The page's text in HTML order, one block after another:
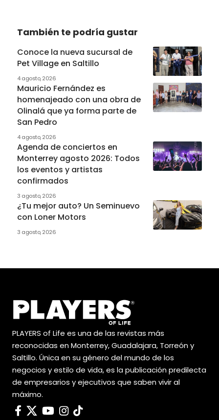
También te podría gustar
Conoce la nueva sucursal de
Pet Village en Saltillo
4 agosto, 2026
Mauricio Fernández es
homenajeado con una obra de
Olinalá que ya forma parte de
San Pedro
4 agosto, 2026
Agenda de conciertos en
Monterrey agosto 2026: Todos
los eventos y artistas
confirmados
3 agosto, 2026
¿Tu mejor auto? Un Seminuevo
con Loner Motors
3 agosto, 2026
PLAYERS of Life es una de las revistas más
reconocidas en Monterrey, Guadalajara, Torreón y
Saltillo. Única en su género del mundo de los
negocios y estilo de vida, es la publicación predilecta
de empresarios y ejecutivos que saben vivir al
máximo.